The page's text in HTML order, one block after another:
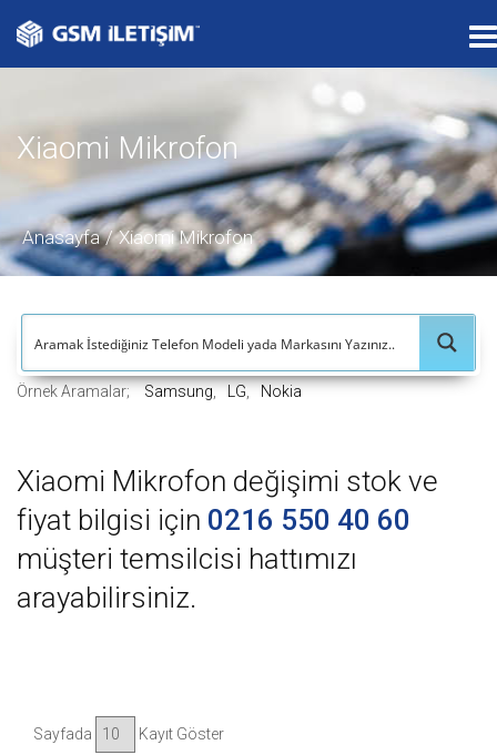
T
o
g
l
e
n
a
Xiaomi Mikrofon
Anasayfa Xiaomi Mikrofon
Örnek Aramalar; Samsung LG Nokia
Xiaomi Mikrofon değişimi stok ve
fiyat bilgisi için 0216 550 40 60
müşteri temsilcisi hattımızı
arayabilirsiniz.
Sayfada Kayıt Göster